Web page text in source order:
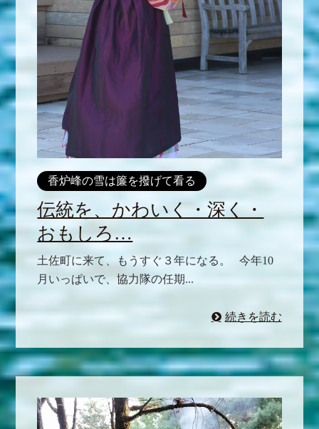
香炉峰の雪は簾を撥げて看る
伝統を、かわいく・深く・
おもしろ…
土佐町に来て、もうすぐ３年になる。 今年10
月いっぱいで、協力隊の任期...
続きを読む